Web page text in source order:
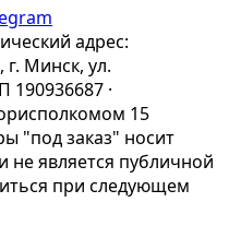
адрес:
г. Минск, ул.
190936687 ·
15
"под заказ" носит
является публичной
при следующем